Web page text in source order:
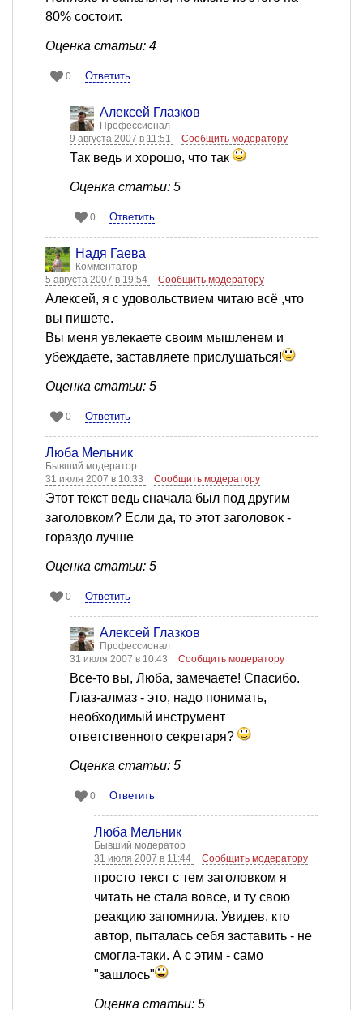
80% состоит.
Оценка статьи: 4
0 Ответить
Алексей Глазков
Профессионал
9 августа 2007 в 11:51
Сообщить модератору
Так ведь и хорошо, что так
Оценка статьи: 5
0 Ответить
Надя Гаева
Комментатор
5 августа 2007 в 19:54
Сообщить модератору
Алексей, я с удовольствием читаю всё ,что
вы пишете.
Вы меня увлекаете своим мышленем и
убеждаете, заставляете прислушаться!
Оценка статьи: 5
0 Ответить
Люба Мельник
Бывший модератор
31 июля 2007 в 10:33
Сообщить модератору
Этот текст ведь сначала был под другим
заголовком? Если да, то этот заголовок -
гораздо лучше
Оценка статьи: 5
0 Ответить
Алексей Глазков
Профессионал
31 июля 2007 в 10:43
Сообщить модератору
Все-то вы, Люба, замечаете! Спасибо.
Глаз-алмаз - это, надо понимать,
необходимый инструмент
ответственного секретаря?
Оценка статьи: 5
0 Ответить
Люба Мельник
Бывший модератор
31 июля 2007 в 11:44
Сообщить модератору
просто текст с тем заголовком я
читать не стала вовсе, и ту свою
реакцию запомнила. Увидев, кто
автор, пыталась себя заставить - не
смогла-таки. А с этим - само
"зашлось"
Оценка статьи: 5